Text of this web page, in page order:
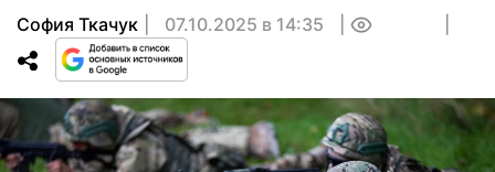
София Ткачук 07.10.2025 в 14:35